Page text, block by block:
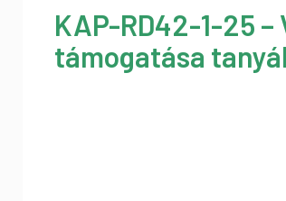
KAP-RD42-1-25
támogatása